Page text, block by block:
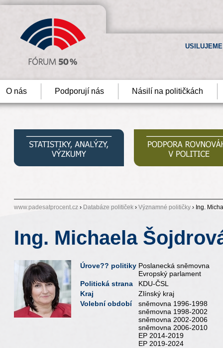
O nás Podporují nás Násilí na političkách
www.padesatprocent.cz › Databáze političek › Významné političky › Ing.
Ing. Michaela
Úrove?? politiky Poslanecká sněmovna
Evropský parlament
Politická strana
KDU-ČSL
Kraj
Zlínský kraj
Volební období
sněmovna 1996-1998
sněmovna 1998-2002
sněmovna 2002-2006
sněmovna 2006-2010
EP 2014-2019
EP 2019-2024